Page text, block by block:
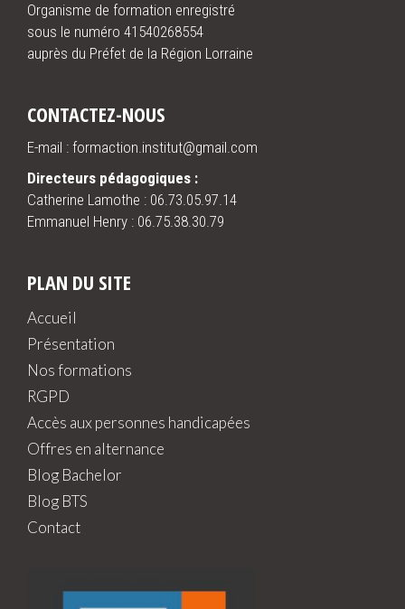
Organisme de formation enregistré
sous le numéro 41540268554
auprès du Préfet de la Région Lorraine
CONTACTEZ-NOUS
E-mail : formaction.institut@gmail.com
Directeurs pédagogiques :
Catherine Lamothe : 06.73.05.97.14
Emmanuel Henry : 06.75.38.30.79
PLAN DU SITE
Accueil
Présentation
Nos formations
RGPD
Accès aux personnes handicapées
Offres en alternance
Blog Bachelor
Blog BTS
Contact